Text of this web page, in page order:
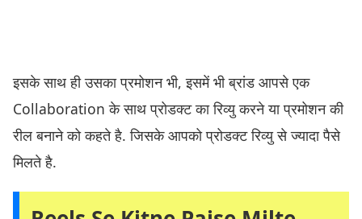
इसके साथ ही उसका प्रमोशन भी, इसमें भी ब्रांड आपसे एक
Collaboration के साथ प्रोडक्ट का रिव्यु करने या प्रमोशन की
रील बनाने को कहते है. जिसके आपको प्रोडक्ट रिव्यु से ज्यादा पैसे
मिलते है.